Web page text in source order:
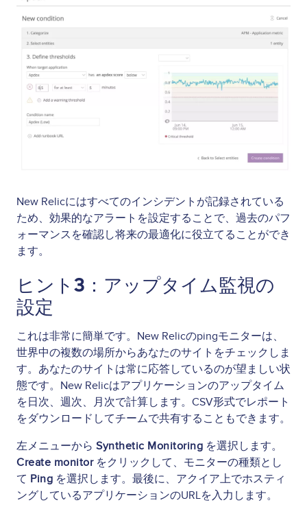
New Relicにはすべてのインシデントが記録されている
ため、効果的なアラートを設定することで、過去のパフ
ォーマンスを確認し将来の最適化に役立てることができ
ます。
ヒント3：アップタイム監視の
設定
これは非常に簡単です。New Relicのpingモニターは、
世界中の複数の場所からあなたのサイトをチェックしま
す。あなたのサイトは常に応答しているのが望ましい状
態です。New Relicはアプリケーションのアップタイム
を日次、週次、月次で計算します。CSV形式でレポート
をダウンロードしてチームで共有することもできます。
左メニューから Synthetic Monitoring を選択します。
Create monitorをクリックして、モニターの種類とし
て Ping を選択します。最後に、アクイア上でホスティ
ングしているアプリケーションのURLを入力します。